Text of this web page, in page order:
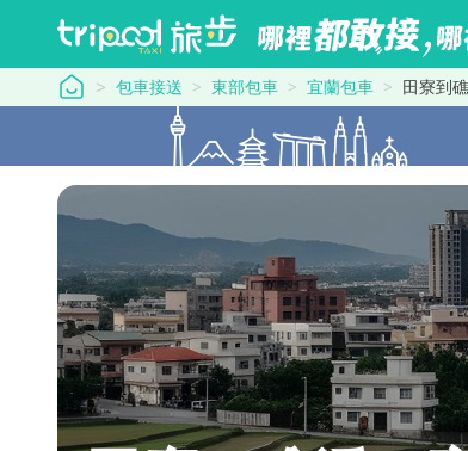
tripool 旅步
包車接送 東部包車 宜蘭包車 田寮到